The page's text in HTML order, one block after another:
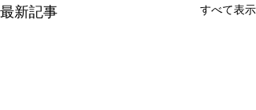
最新記事 すべて表示